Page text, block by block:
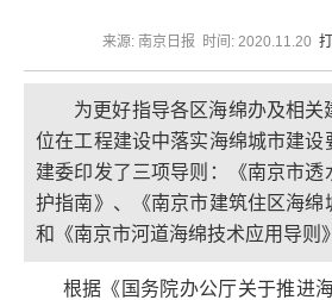
来源: 南京日报 时间: 2020.11.20
为更好指导各区海绵办及相关
位在工程建设中落实海绵城市建设
建委印发了三项导则：《南京市透
护指南》、《南京市建筑住区海绵
和《南京市河道海绵技术应用导则》
根据《国务院办公厅关于推进海